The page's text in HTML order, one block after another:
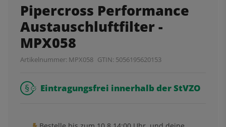
Pipercross Performance
Austauschluftfilter -
MPX058
Artikelnummer: MPX058 GTIN: 5056195620153
Eintragungsfrei innerhalb der StVZO